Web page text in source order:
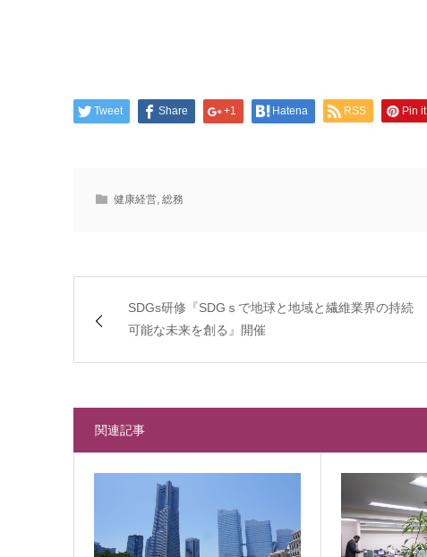
Tweet Share +1 Hatena RSS Pin it
健康経営, 総務
SDGs研修『SDGｓで地球と地域と繊維業界の持続
可能な未来を創る』開催
関連記事